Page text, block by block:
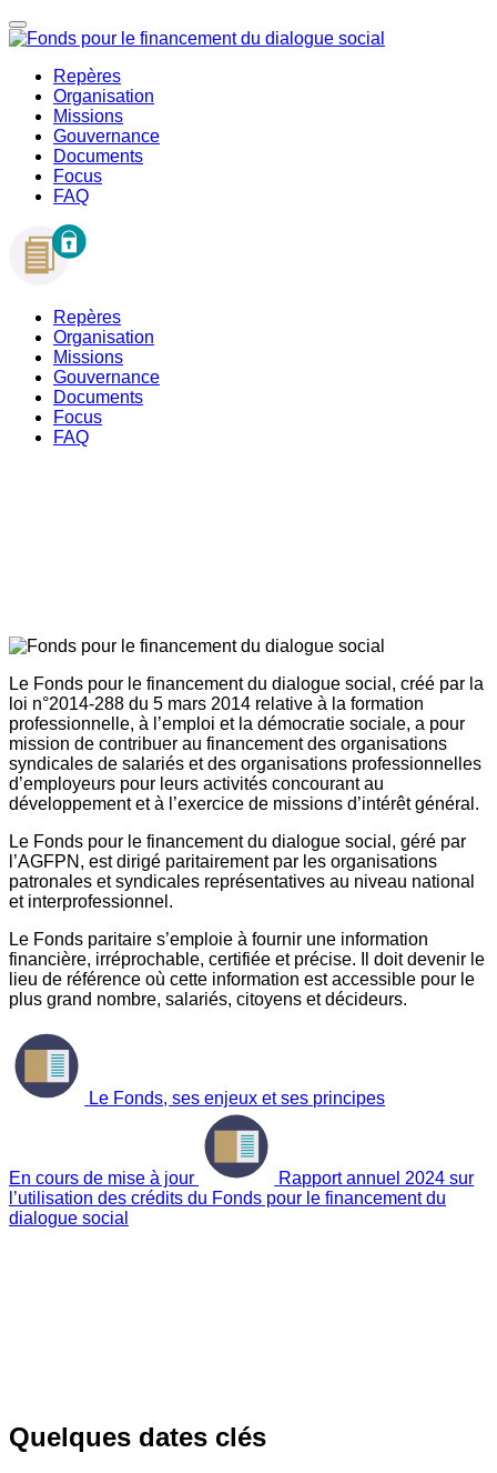
Repères
Organisation
Missions
Gouvernance
Documents
Focus
FAQ
Repères
Organisation
Missions
Gouvernance
Documents
Focus
FAQ
Le Fonds pour le financement du dialogue social, créé par la
loi n°2014-288 du 5 mars 2014 relative à la formation
professionnelle, à l’emploi et la démocratie sociale, a pour
mission de contribuer au financement des organisations
syndicales de salariés et des organisations professionnelles
d’employeurs pour leurs activités concourant au
développement et à l’exercice de missions d’intérêt général.
Le Fonds pour le financement du dialogue social, géré par
l’AGFPN, est dirigé paritairement par les organisations
patronales et syndicales représentatives au niveau national
et interprofessionnel.
Le Fonds paritaire s’emploie à fournir une information
financière, irréprochable, certifiée et précise. Il doit devenir le
lieu de référence où cette information est accessible pour le
plus grand nombre, salariés, citoyens et décideurs.
Le Fonds, ses enjeux et ses principes
En cours de mise à jour
Rapport annuel 2024 sur
l’utilisation des crédits du Fonds pour le financement du
dialogue social
Quelques dates clés